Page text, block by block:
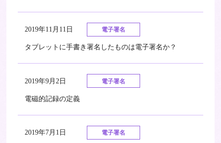
2019年11月11日 電子署名
タブレットに手書き署名したものは電子署名か？
2019年9月2日 電子署名
電磁的記録の定義
2019年7月1日 電子署名